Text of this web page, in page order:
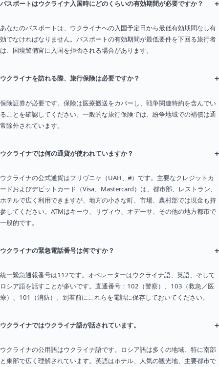
パスポートはウクライナ入国時にどのくらいの有効期間が必要ですか？ +
あなたのパスポートは、ウクライナへの入国予定日から最低有効期間なし有
効でなければなりません。パスポートの有効期間が最低要件を下回る旅行者
は、国境警備官に入国を拒否される場合があります。
ウクライナを訪れる際、旅行保険は必要ですか？ +
保険証券が必要です。保険は医療搬送をカバーし、戦争関連特約を含んでい
ることを確認してください。一般的な旅行保険では、紛争地域での補償は通
常除外されています。
ウクライナでは何の通貨が使われていますか？ +
ウクライナの公式通貨はフリヴニャ（UAH、₴）です。主要なクレジットカ
ードおよびデビットカード（Visa、Mastercard）は、都市部、レストラン、
ホテルで広く利用できますが、地方の小さな町、市場、農村部では現金も持
参してください。ATMはキーウ、リヴィウ、オデーサ、その他の地方都市で
一般的です。
ウクライナの緊急電話番号は何ですか？ +
統一緊急通報番号は112です。オペレーターはウクライナ語、英語、そして
ロシア語を話すことが多いです。直通番号：102（警察）、103（救急／医
療）、101（消防）。到着前にこれらを電話に保存しておいてください。
ウクライナではウクライナ語が話されています。 +
ウクライナの公用語はウクライナ語です。ロシア語は多くの地域、特に南部
と東部で広く理解されています。英語はホテル、人気の観光地、主要都市で